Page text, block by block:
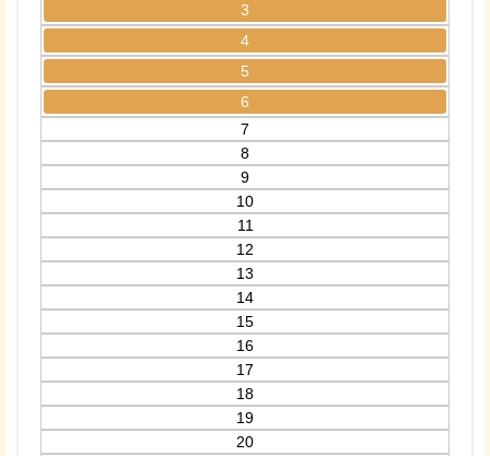
3
4
5
6
7
8
9
10
11
12
13
14
15
16
17
18
19
20